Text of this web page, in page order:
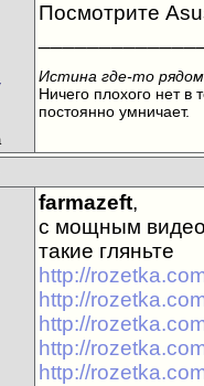
Посмотрите
Истина где-то
Ничего плохого нет в
постоянно умничает.
farmazeft,
с мощным видео
такие гляньте
http://
http://
http://
http://
http://